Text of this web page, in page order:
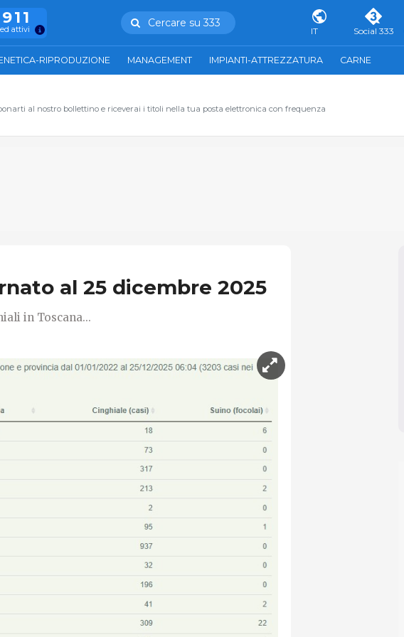
attivi
Cercare su 333
IT Social 333
RIPRODUZIONE MANAGEMENT IMPIANTI-ATTREZZATURA CARNE
al nostro bollettino e riceverai i titoli nella tua posta elettronica con frequenza
al 25 dicembre 2025
in Toscana...